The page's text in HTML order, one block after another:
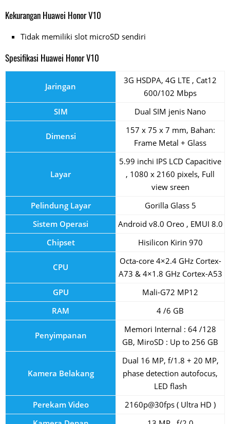
Kekurangan Huawei Honor V10
Tidak memiliki slot microSD sendiri
Spesifikasi Huawei Honor V10
Jaringan
3G HSDPA, 4G LTE , Cat12
600/102 Mbps
SIM
Dual SIM jenis Nano
Dimensi
157 x 75 x 7 mm, Bahan:
Frame Metal + Glass
Layar
5.99 inchi IPS LCD Capacitive
, 1080 x 2160 pixels, Full
view sreen
Pelindung Layar
Gorilla Glass 5
Sistem Operasi
Android v8.0 Oreo , EMUI 8.0
Chipset
Hisilicon Kirin 970
CPU
Octa-core 4×2.4 GHz Cortex-
A73 & 4×1.8 GHz Cortex-A53
GPU
Mali-G72 MP12
RAM
4 /6 GB
Penyimpanan
Memori Internal : 64 /128
GB, MiroSD : Up to 256 GB
Kamera Belakang
Dual 16 MP, f/1.8 + 20 MP,
phase detection autofocus,
LED flash
Perekam Video
2160p@30fps ( Ultra HD )